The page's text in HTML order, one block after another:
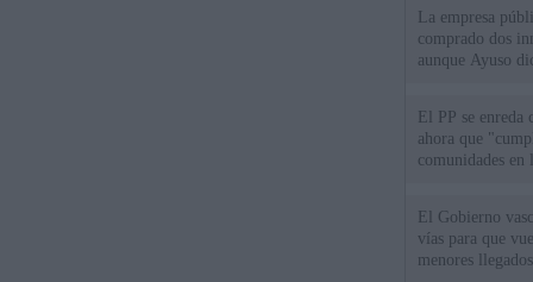
La empresa
comprado dos
aunque Ayuso
El PP se
ahora que
comunidades en
El Gobierno
vías para que
menores